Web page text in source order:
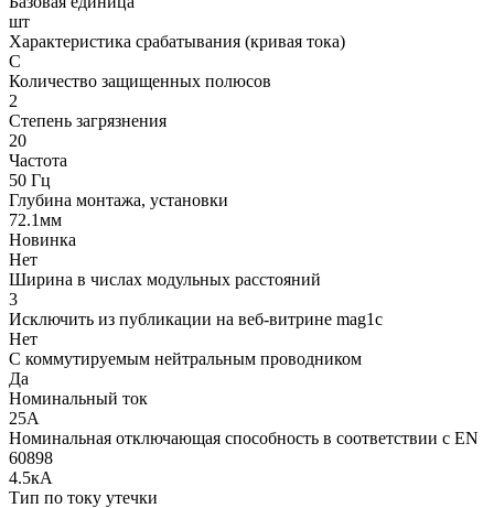
шт
Характеристика срабатывания (кривая тока)
C
Количество защищенных полюсов
2
Степень загрязнения
20
Частота
50 Гц
Глубина монтажа, установки
72.1мм
Новинка
Нет
Ширина в числах модульных расстояний
3
Исключить из публикации на веб-витрине mag1c
Нет
С коммутируемым нейтральным проводником
Да
Номинальный ток
25А
Номинальная отключающая способность в соответствии с EN
60898
4.5кА
Тип по току утечки